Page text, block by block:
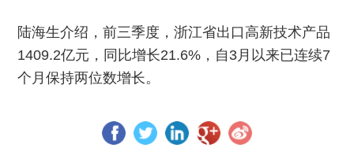
陆海生介绍，前三季度，浙江省出口高新技术产品
1409.2亿元，同比增长21.6%，自3月以来已连续7
个月保持两位数增长。